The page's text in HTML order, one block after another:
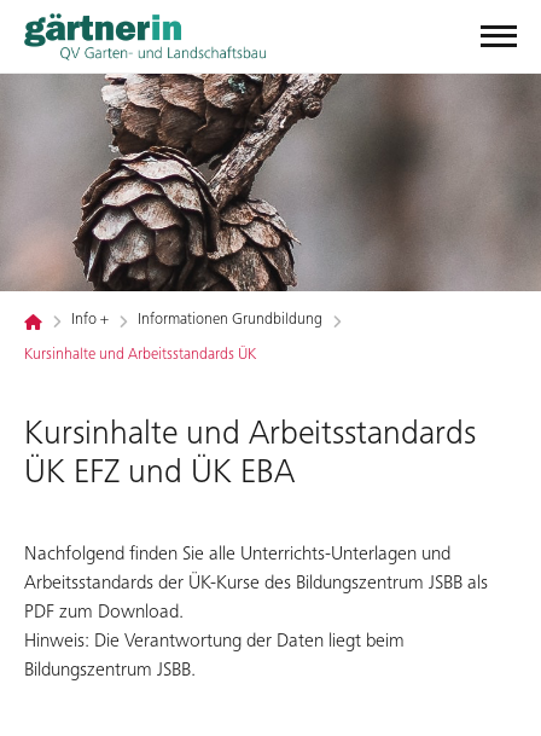
Info + Informationen Grundbildung
Kursinhalte und Arbeitsstandards ÜK
Kursinhalte und Arbeitsstandards
ÜK EFZ und ÜK EBA
Nachfolgend finden Sie alle Unterrichts-Unterlagen und
Arbeitsstandards der ÜK-Kurse des Bildungszentrum JSBB als
PDF zum Download.
Hinweis: Die Verantwortung der Daten liegt beim
Bildungszentrum JSBB.